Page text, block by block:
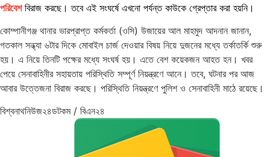
পরিবেশবিরাজ করছে। তবে এই সংঘর্ষে এখনো পর্যন্ত কাউকে গ্রেপ্তার করা হয়নি।
কোম্পানীগঞ্জ থানার ভারপ্রাপ্ত কর্মকর্তা (ওসি) উজায়ের আল মাহমুদ আদনান জানান,
গতকাল সন্ধ্যা ৬টার দিকে মোবাইল চার্জ দেওয়ার বিষয় নিয়ে দুজনের মধ্যে তর্কাতর্কি শুরু
হয়। এ নিয়ে তিনটি পক্ষের মধ্যে সংঘর্ষ হয়। এতে বেশ কয়েকজন আহত হন। খবর
পেয়ে সেনাবাহিনীর সহায়তায় পরিস্থিতি সম্পূর্ণ নিয়ন্ত্রণে আনে। তবে, ঘটনার পর আজ
আবার উত্তেজনা বিরাজ করছে। পরিস্থিতি নিয়ন্ত্রণে পুলিশ ও সেনাবাহিনী মাঠে রয়েছে।
বিশ্বনাথনিউজ২৪ডটকম / বিএন২৪